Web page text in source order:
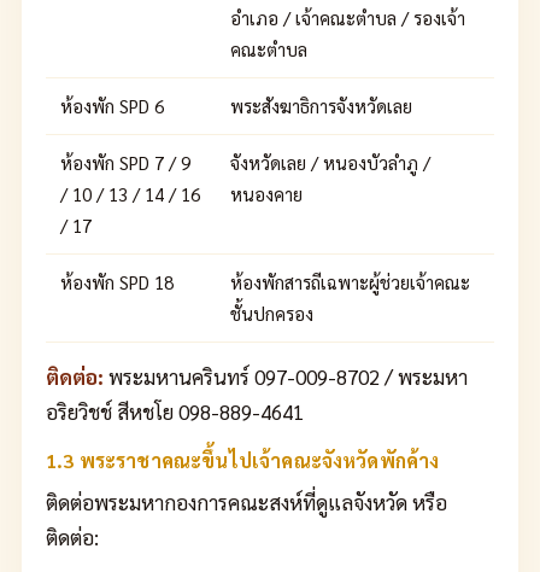
อำเภอ / เจ้าคณะตำบล / รองเจ้า
คณะตำบล
ห้องพัก SPD 6 พระสังฆาธิการจังหวัดเลย
ห้องพัก SPD 7 / 9
/ 10 / 13 / 14 / 16
/ 17
จังหวัดเลย / หนองบัวลำภู /
หนองคาย
ห้องพัก SPD 18
ห้องพักสารถีเฉพาะผู้ช่วยเจ้าคณะ
ชั้นปกครอง
ติดต่อ: พระมหานครินทร์ 097-009-8702 / พระมหา
อริยวิชช์ สีหชโย 098-889-4641
1.3 พระราชาคณะขึ้นไปเจ้าคณะจังหวัดพักค้าง
ติดต่อพระมหากองการคณะสงห์ที่ดูแลจังหวัด หรือ
ติดต่อ: